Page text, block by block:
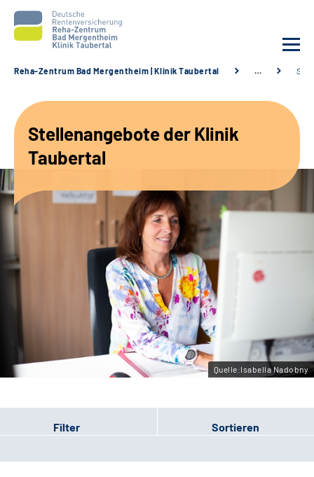
Unsere Angebote
Karriere
Sozialdienste & Zuweisende
Leichte Sprache
Gebärdensprache
Reha-Zentrum Bad Mergentheim | Klinik Taubertal …
Stellenangebote der Klinik
Taubertal
Quelle:Isabella Nadobny
Filter Sortieren